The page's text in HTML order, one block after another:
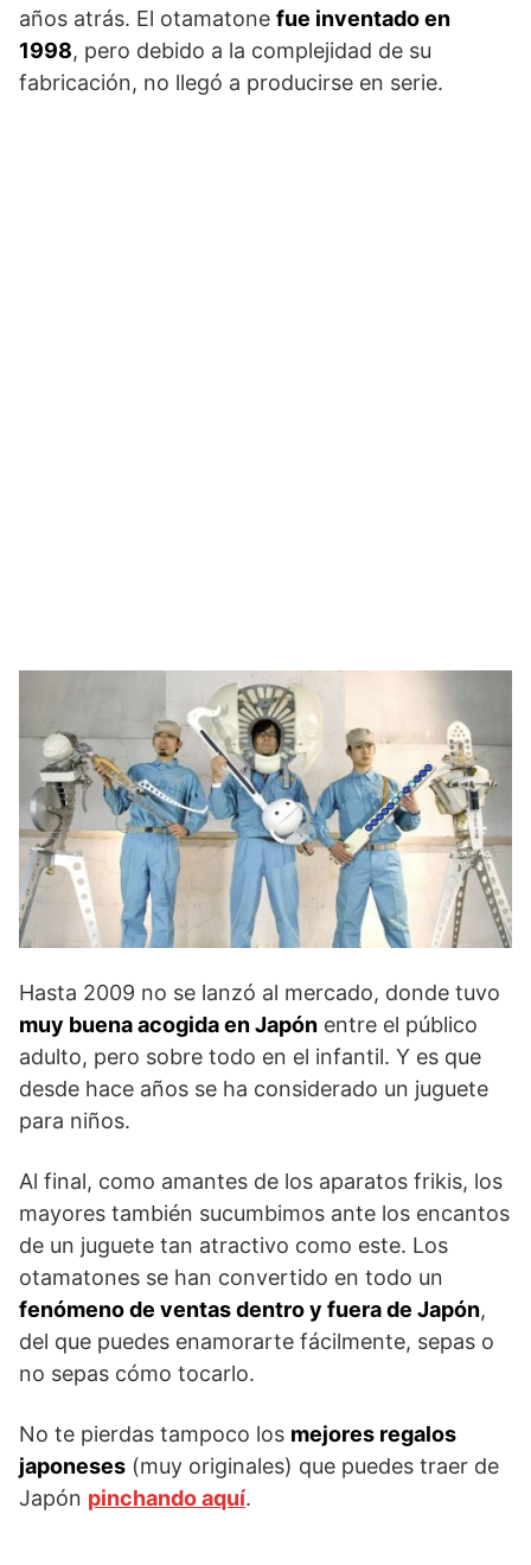
años atrás. El otamatone fue inventado en
1998, pero debido a la complejidad de su
fabricación, no llegó a producirse en serie.
Hasta 2009 no se lanzó al mercado, donde tuvo
muy buena acogida en Japón entre el público
adulto, pero sobre todo en el infantil. Y es que
desde hace años se ha considerado un juguete
para niños.
Al final, como amantes de los aparatos frikis, los
mayores también sucumbimos ante los encantos
de un juguete tan atractivo como este. Los
otamatones se han convertido en todo un
fenómeno de ventas dentro y fuera de Japón,
del que puedes enamorarte fácilmente, sepas o
no sepas cómo tocarlo.
No te pierdas tampoco los mejores regalos
japoneses (muy originales) que puedes traer de
Japón pinchando aquí.